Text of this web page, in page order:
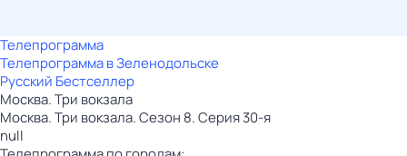
Телепрограмма
Телепрограмма в Зеленодольске
Русский Бестселлер
Москва. Три вокзала
Москва. Три вокзала. Сезон 8. Серия 30-я
null